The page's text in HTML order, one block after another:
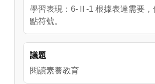
學習表現：6-Ⅱ-1 根據表達需要，
點符號。
議題
閱讀素養教育